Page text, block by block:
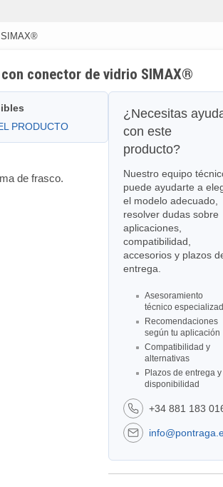
SIMAX®
conector de vidrio SIMAX®
PRODUCTO
de frasco.
¿Necesitas
con este
producto?
Nuestro equipo
puede ayudarte a
el modelo adecuado,
resolver dudas sobre
aplicaciones,
compatibilidad,
accesorios y plazos
entrega.
Asesoramiento
técnico
Recomendaciones
según tu aplicación
Compatibilidad y
alternativas
Plazos de entrega y
disponibilidad
+34 881 183